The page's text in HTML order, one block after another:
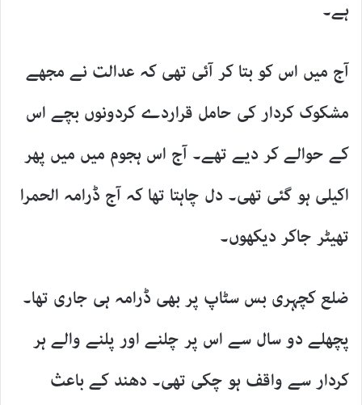
ہے۔
آج میں اس کو بتا کر آئی تھی کہ عدالت نے مجھے
مشکوک کردار کی حامل قراردے کردونوں بچے اس
کے حوالے کر دیے تھے۔ آج اس ہجوم میں میں پھر
اکیلی ہو گئی تھی۔ دل چاہتا تھا کہ آج ڈرامہ الحمرا
تھیٹر جاکر دیکھوں۔
ضلع کچہری بس سٹاپ پر بھی ڈرامہ ہی جاری تھا۔
پچھلے دو سال سے اس پر چلنے اور پلنے والے ہر
کردار سے واقف ہو چکی تھی۔ دھند کے باعث